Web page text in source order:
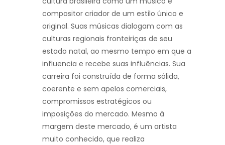
compositor criador de um estilo único e
original. Suas músicas dialogam com as
culturas regionais fronteiriças de seu
estado natal, ao mesmo tempo em que a
influencia e recebe suas influências. Sua
carreira foi construída de forma sólida,
coerente e sem apelos comerciais,
compromissos estratégicos ou
imposições do mercado. Mesmo à
margem deste mercado, é um artista
muito conhecido, que realiza